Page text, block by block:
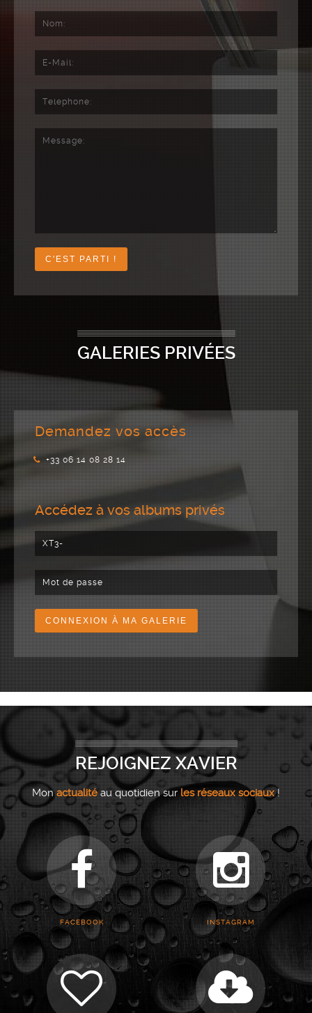
GALERIES PRIVÉES
Demandez vos accès
+33 06 14 08 28 14
Accédez à vos albums privés
REJOIGNEZ XAVIER
Monactualitéau quotidien sur les réseaux sociaux!
FACEBOOK INSTAGRAM